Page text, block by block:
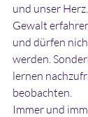
und unser
Gewalt
und dürfen
werden.
lernen
beobachten.
Immer und